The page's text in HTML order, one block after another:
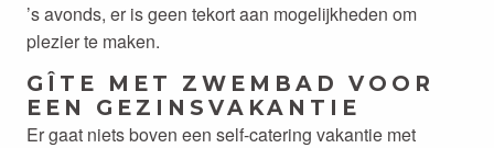
’s avonds, er is geen tekort aan mogelijkheden om
plezier te maken.
GÎTE MET ZWEMBAD VOOR
EEN GEZINSVAKANTIE
Er gaat niets boven een self-catering vakantie met